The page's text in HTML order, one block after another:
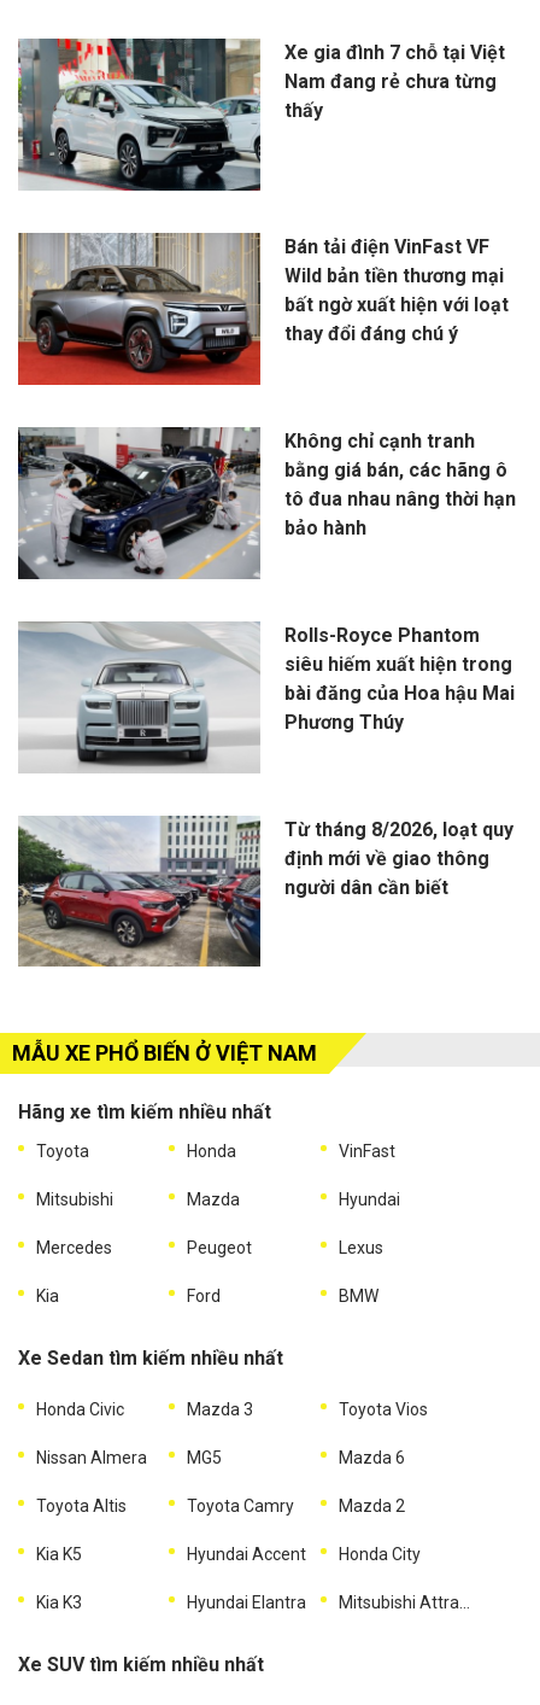
Xe gia đình 7 chỗ tại Việt
Nam đang rẻ chưa từng
thấy
Bán tải điện VinFast VF
Wild bản tiền thương mại
bất ngờ xuất hiện với loạt
thay đổi đáng chú ý
Không chỉ cạnh tranh
bằng giá bán, các hãng ô
tô đua nhau nâng thời hạn
bảo hành
Rolls-Royce Phantom
siêu hiếm xuất hiện trong
bài đăng của Hoa hậu Mai
Phương Thúy
Từ tháng 8/2026, loạt quy
định mới về giao thông
người dân cần biết
MẪU XE PHỔ BIẾN Ở VIỆT NAM
Hãng xe tìm kiếm nhiều nhất
Toyota Honda VinFast
Mitsubishi Mazda Hyundai
Mercedes Peugeot Lexus
Kia Ford BMW
Xe Sedan tìm kiếm nhiều nhất
Honda Civic Mazda 3 Toyota Vios
Nissan Almera MG5 Mazda 6
Toyota Altis Toyota Camry Mazda 2
Kia K5 Hyundai Accent Honda City
Kia K3 Hyundai Elantra Mitsubishi Attrage
Xe SUV tìm kiếm nhiều nhất